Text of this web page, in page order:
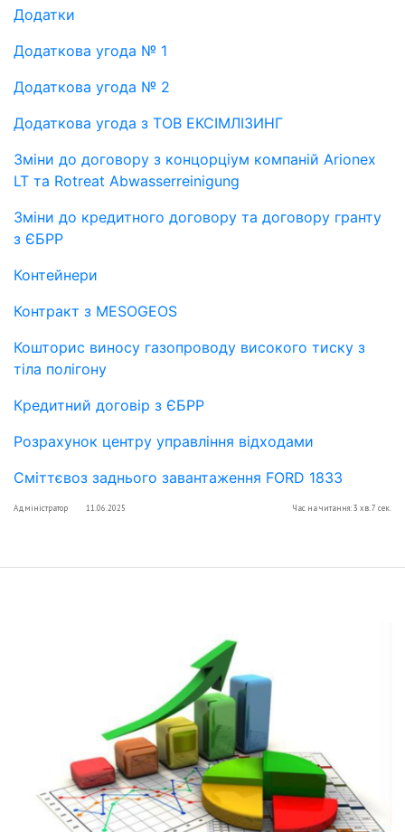
Додатки
Додаткова угода № 1
Додаткова угода № 2
Додаткова угода з ТОВ ЕКСІМЛІЗИНГ
Зміни до договору з концорціум компаній Arionex
LT та Rotreat Abwasserreinigung
Зміни до кредитного договору та договору гранту
з ЄБРР
Контейнери
Контракт з MESOGEOS
Кошторис виносу газопроводу високого тиску з
тіла полігону
Кредитний договір з ЄБРР
Розрахунок центру управління відходами
Сміттєвоз заднього завантаження FORD 1833
Адміністратор 11.06.2025 Час на читання: 3 хв. 7 сек.